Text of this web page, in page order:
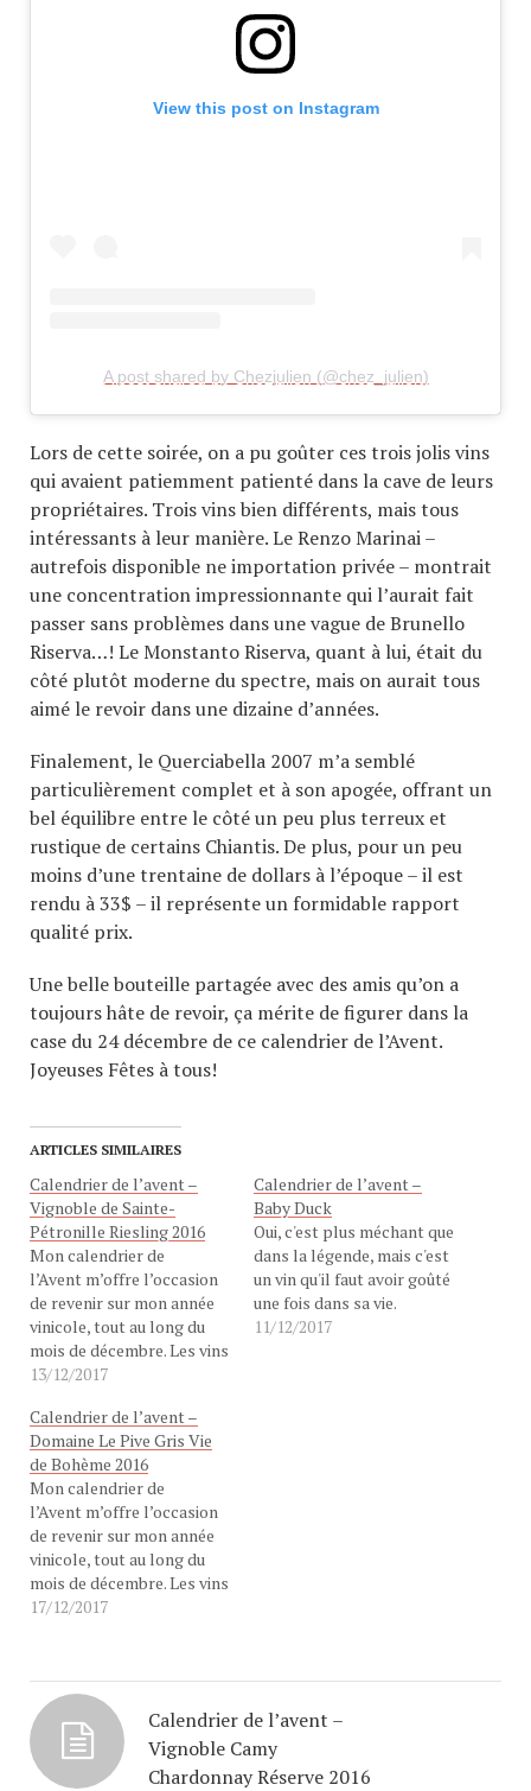
View this post on Instagram
A post shared by Chezjulien (@chez_julien)
Lors de cette soirée, on a pu goûter ces trois jolis vins
qui avaient patiemment patienté dans la cave de leurs
propriétaires. Trois vins bien différents, mais tous
intéressants à leur manière. Le Renzo Marinai –
autrefois disponible ne importation privée – montrait
une concentration impressionnante qui l’aurait fait
passer sans problèmes dans une vague de Brunello
Riserva…! Le Monstanto Riserva, quant à lui, était du
côté plutôt moderne du spectre, mais on aurait tous
aimé le revoir dans une dizaine d’années.
Finalement, le Querciabella 2007 m’a semblé
particulièrement complet et à son apogée, offrant un
bel équilibre entre le côté un peu plus terreux et
rustique de certains Chiantis. De plus, pour un peu
moins d’une trentaine de dollars à l’époque – il est
rendu à 33$ – il représente un formidable rapport
qualité prix.
Une belle bouteille partagée avec des amis qu’on a
toujours hâte de revoir, ça mérite de figurer dans la
case du 24 décembre de ce calendrier de l’Avent.
Joyeuses Fêtes à tous!
ARTICLES SIMILAIRES
Calendrier de l’avent –
Vignoble de Sainte-
Pétronille Riesling 2016
Mon calendrier de
l’Avent m’offre l’occasion
de revenir sur mon année
vinicole, tout au long du
mois de décembre. Les vins
qui m’ont fait vibrer, tout
bouteille est candidate au
titre du vin qui a le plus
voyagé au cours de l'année,
bien qu'elle ait été
produite…
13/12/2017
Calendrier de l’avent –
Baby Duck
Oui, c'est plus méchant que
dans la légende, mais c'est
un vin qu'il faut avoir goûté
une fois dans sa vie.
11/12/2017
Calendrier de l’avent –
Domaine Le Pive Gris Vie
de Bohème 2016
Mon calendrier de
l’Avent m’offre l’occasion
de revenir sur mon année
vinicole, tout au long du
mois de décembre. Les vins
qui m’ont fait vibrer, tout
rencontre. Tous ceux qui
ont croisé le chemin de
Brigitte Jeanjean, que ce
soit au salon des…
17/12/2017
Calendrier de l’avent –
Vignoble Camy
Chardonnay Réserve 2016